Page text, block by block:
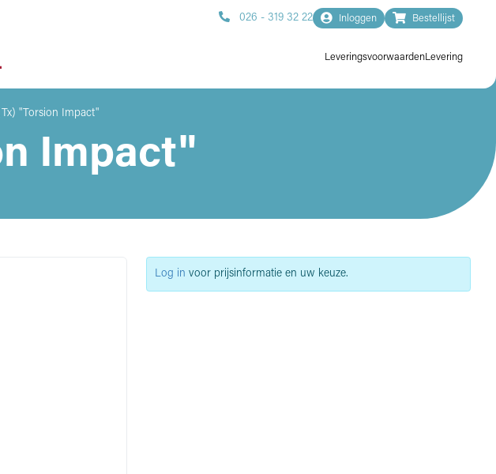
026 - 319 32 22 Inloggen Bestellijst
LeveringsvoorwaardenLevering
"Torsion Impact"
Impact"
Log in voor prijsinformatie en uw keuze.